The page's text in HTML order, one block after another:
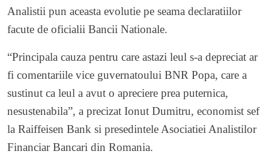
Analistii pun aceasta evolutie pe seama declaratiilor
facute de oficialii Bancii Nationale.
“Principala cauza pentru care astazi leul s-a depreciat ar
fi comentariile vice guvernatoului BNR Popa, care a
sustinut ca leul a avut o apreciere prea puternica,
nesustenabila”, a precizat Ionut Dumitru, economist sef
la Raiffeisen Bank si presedintele Asociatiei Analistilor
Financiar Bancari din Romania.